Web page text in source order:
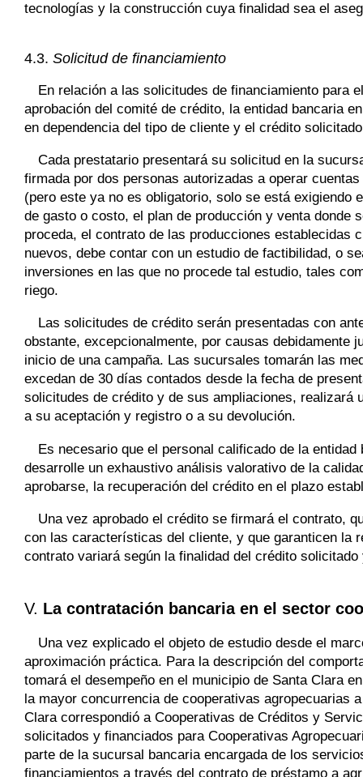
tecnologías y la construcción cuya finalidad sea el
4.3. Solicitud de financiamiento
En relación a las solicitudes de financiamiento para
aprobación del comité de crédito, la entidad bancaria
en dependencia del tipo de cliente y el crédito
Cada prestatario presentará su solicitud en la
firmada por dos personas autorizadas a operar
(pero este ya no es obligatorio, solo se está exigiendo
de gasto o costo, el plan de producción y venta donde
proceda, el contrato de las producciones establecidas
nuevos, debe contar con un estudio de factibilidad, o
inversiones en las que no procede tal estudio, tales
riego.
Las solicitudes de crédito serán presentadas con
obstante, excepcionalmente, por causas debidamente
inicio de una campaña. Las sucursales tomarán las
excedan de 30 días contados desde la fecha de
solicitudes de crédito y de sus ampliaciones,
a su aceptación y registro o a su devolución.
Es necesario que el personal calificado de la
desarrolle un exhaustivo análisis valorativo de la
aprobarse, la recuperación del crédito en el plazo
Una vez aprobado el crédito se firmará el contrato,
con las características del cliente, y que garanticen la
contrato variará según la finalidad del crédito
V. La contratación bancaria en el sector
Una vez explicado el objeto de estudio desde el
aproximación práctica. Para la descripción del
tomará el desempeño en el municipio de Santa Clara
la mayor concurrencia de cooperativas agropecuarias
Clara correspondió a Cooperativas de Créditos y
solicitados y financiados para Cooperativas
parte de la sucursal bancaria encargada de los
financiamientos a través del contrato de préstamo a